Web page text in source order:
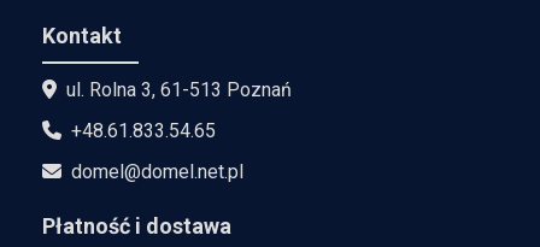
Kontakt
ul. Rolna 3, 61-513 Poznań
+48.61.833.54.65
domel@domel.net.pl
Płatność i dostawa